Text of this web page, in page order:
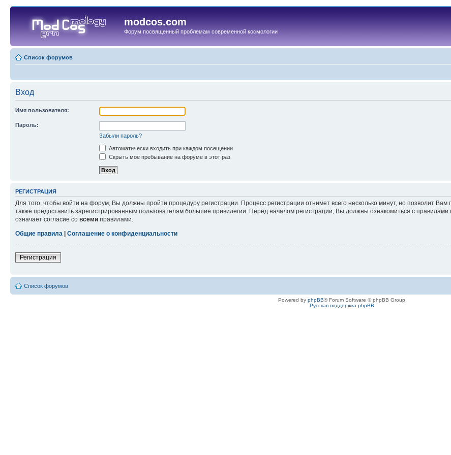
modcos.com
Форум посвященный проблемам современной космологии
Список форумов
Вход
Имя пользователя:
Пароль:
Забыли пароль?
Автоматически входить при каждом посещении
Скрыть мое пребывание на форуме в этот раз
РЕГИСТРАЦИЯ
Для того, чтобы войти на форум, Вы должны пройти процедуру регистрации. Процесс регистрации отнимет всего несколько минут, но позволит
также предоставить зарегистрированным пользователям большие привилегии. Перед началом регистрации, Вы должны ознакомиться с
означает согласие со всеми правилами.
Общие правила
Соглашение о конфиденциальности
Регистрация
Список форумов
Powered by phpBB® Forum Software © phpBB Group
Русская поддержка phpBB